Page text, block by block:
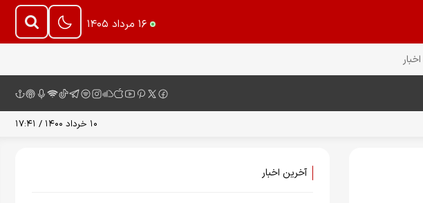
۱۶ مرداد ۱۴۰۵
۱۰ خرداد ۱۴۰۰ / ۱۷:۴۱
آخرین اخبار